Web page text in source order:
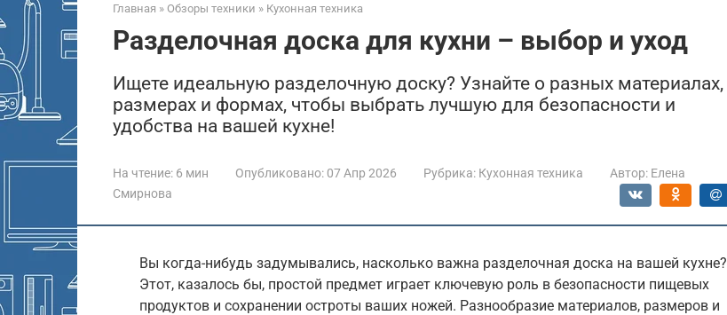
Главная » Обзоры техники » Кухонная техника
Разделочная доска для кухни – выбор и уход
Ищете идеальную разделочную доску? Узнайте о разных материалах,
размерах и формах, чтобы выбрать лучшую для безопасности и
удобства на вашей кухне!
На чтение: 6 мин Опубликовано: 07 Апр 2026 Рубрика: Кухонная техника Автор: Елена
Смирнова
Вы когда-нибудь задумывались, насколько важна разделочная доска на вашей кухне?
Этот, казалось бы, простой предмет играет ключевую роль в безопасности пищевых
продуктов и сохранении остроты ваших ножей. Разнообразие материалов, размеров и